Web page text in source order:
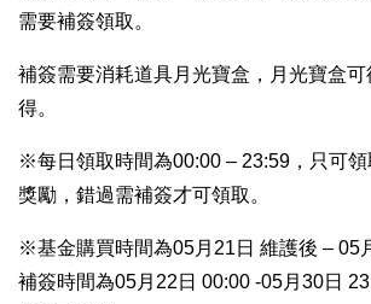
需要補簽領取。
補簽需要消耗道具月光寶盒，月光寶盒
得。
※每日領取時間為00:00 – 23:59，只可
獎勵，錯過需補簽才可領取。
※基金購買時間為05月21日 維護後 – 05
補簽時間為05月22日 00:00 -05月30日